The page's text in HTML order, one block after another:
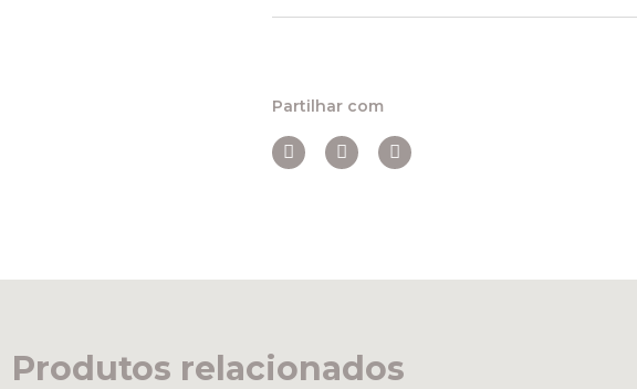
Partilhar com
Produtos relacionados